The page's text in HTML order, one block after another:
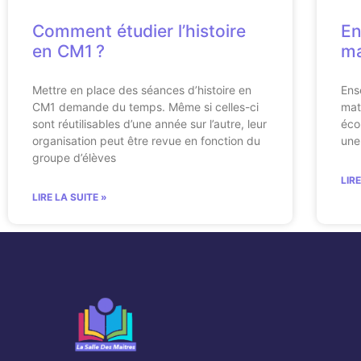
Comment étudier l’histoire
en CM1 ?
Mettre en place des séances d’histoire en
CM1 demande du temps. Même si celles-ci
sont réutilisables d’une année sur l’autre, leur
organisation peut être revue en fonction du
groupe d’élèves
LIRE LA SUITE »